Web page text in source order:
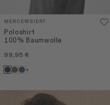
MERCERISIERT
Poloshirt
100% Baumwolle
99,95 €
+